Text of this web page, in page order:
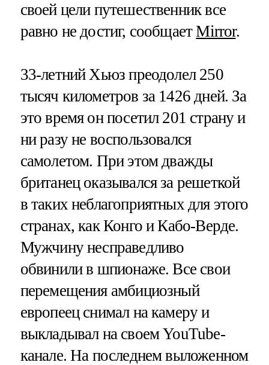
своей цели путешественник все
равно не достиг, сообщаетMirror.
33-летний Хьюз преодолел 250
тысяч километров за 1426 дней. За
это время он посетил 201 страну и
ни разу не воспользовался
самолетом. При этом дважды
британец оказывался за решеткой
в таких неблагоприятных для этого
странах, как Конго и Кабо-Верде.
Мужчину несправедливо
обвинили в шпионаже. Все свои
перемещения амбициозный
европеец снимал на камеру и
выкладывал на своем YouTube-
канале. На последнем выложенном